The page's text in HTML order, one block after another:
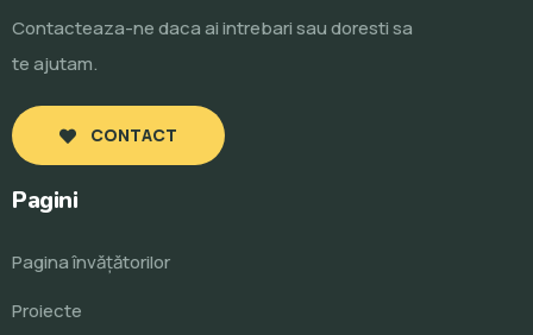
Contacteaza-ne daca ai intrebari sau doresti sa
te ajutam.
CONTACT
Pagini
Pagina învăţătorilor
Proiecte